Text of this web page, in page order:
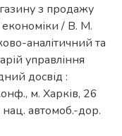
з продажу
/ В. М.
аналітичний та
управління
досвід :
м. Харків, 26
нац. автомоб.-дор.